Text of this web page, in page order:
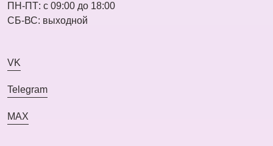
ПН-ПТ: с 09:00 до 18:00
СБ-ВС: выходной
VK
Telegram
MAX